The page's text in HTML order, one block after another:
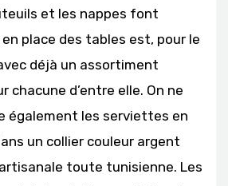
et les nappes font
place des tables est, pour le
déjà un assortiment
chacune d’entre elle. On ne
également les serviettes en
un collier couleur argent
toute tunisienne. Les